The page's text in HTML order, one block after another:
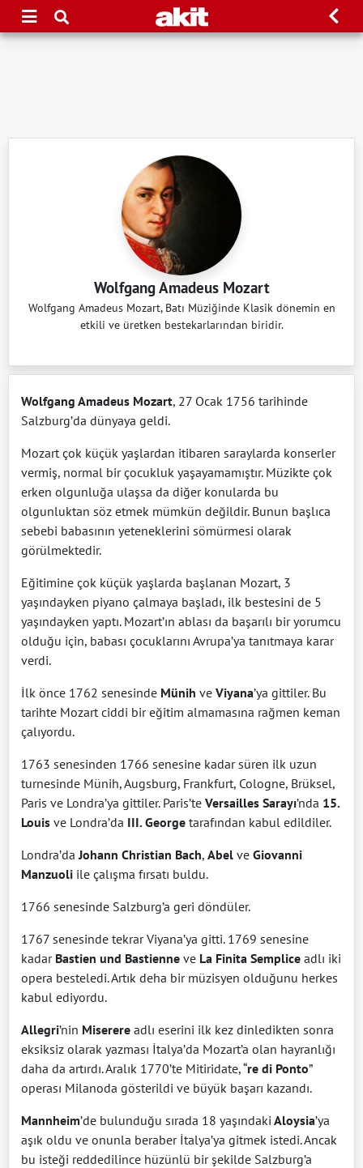
Wolfgang Amadeus Mozart
Wolfgang Amadeus Mozart, Batı Müziğinde Klasik dönemin en
etkili ve üretken bestekarlarından biridir.
Wolfgang Amadeus Mozart, 27 Ocak 1756 tarihinde
Salzburg’da dünyaya geldi.
Mozart çok küçük yaşlardan itibaren saraylarda konserler
vermiş, normal bir çocukluk yaşayamamıştır. Müzikte çok
erken olgunluğa ulaşsa da diğer konularda bu
olgunluktan söz etmek mümkün değildir. Bunun başlıca
sebebi babasının yeteneklerini sömürmesi olarak
görülmektedir.
Eğitimine çok küçük yaşlarda başlanan Mozart, 3
yaşındayken piyano çalmaya başladı, ilk bestesini de 5
yaşındayken yaptı. Mozart’ın ablası da başarılı bir yorumcu
olduğu için, babası çocuklarını Avrupa’ya tanıtmaya karar
verdi.
İlk önce 1762 senesinde Münih ve Viyana’ya gittiler. Bu
tarihte Mozart ciddi bir eğitim almamasına rağmen keman
çalıyordu.
1763 senesinden 1766 senesine kadar süren ilk uzun
turnesinde Münih, Augsburg, Frankfurt, Cologne, Brüksel,
Paris ve Londra’ya gittiler. Paris’te Versailles Sarayı’nda 15.
Louis ve Londra’da III. George tarafından kabul edildiler.
Londra’daJohann Christian Bach, Abel ve Giovanni
Manzuoli ile çalışma fırsatı buldu.
1766 senesinde Salzburg’a geri döndüler.
1767 senesinde tekrar Viyana’ya gitti. 1769 senesine
kadar Bastien und Bastienne ve La Finita Semplice adlı iki
opera besteledi. Artık deha bir müzisyen olduğunu herkes
kabul ediyordu.
Allegri’nin Miserere adlı eserini ilk kez dinledikten sonra
eksiksiz olarak yazması İtalya’da Mozart’a olan hayranlığı
daha da artırdı. Aralık 1770’te Mitiridate, “re di Ponto”
operası Milanoda gösterildi ve büyük başarı kazandı.
Mannheim’de bulunduğu sırada 18 yaşındaki Aloysia’ya
aşık oldu ve onunla beraber İtalya’ya gitmek istedi. Ancak
bu isteği reddedilince hüzünlü bir şekilde Salzburg’a